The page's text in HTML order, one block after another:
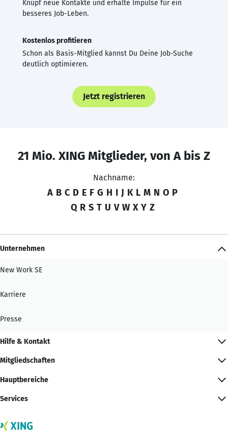
Knüpf neue Kontakte und erhalte Impulse für ein
besseres Job-Leben.
Kostenlos profitieren
Schon als Basis-Mitglied kannst Du Deine Job-Suche
deutlich optimieren.
Jetzt registrieren
21 Mio. XING Mitglieder, von A bis Z
Nachname:
A B C D E F G H I J K L M N O P
Q R S T U V W X Y Z
Unternehmen
New Work SE
Karriere
Presse
Hilfe & Kontakt
Mitgliedschaften
Hauptbereiche
Services